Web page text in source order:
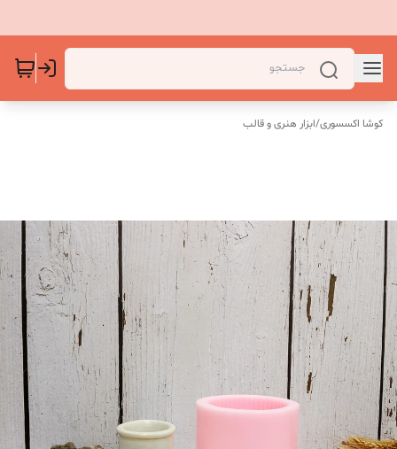
کوشا اکسسوری/ابزار هنری و قالب